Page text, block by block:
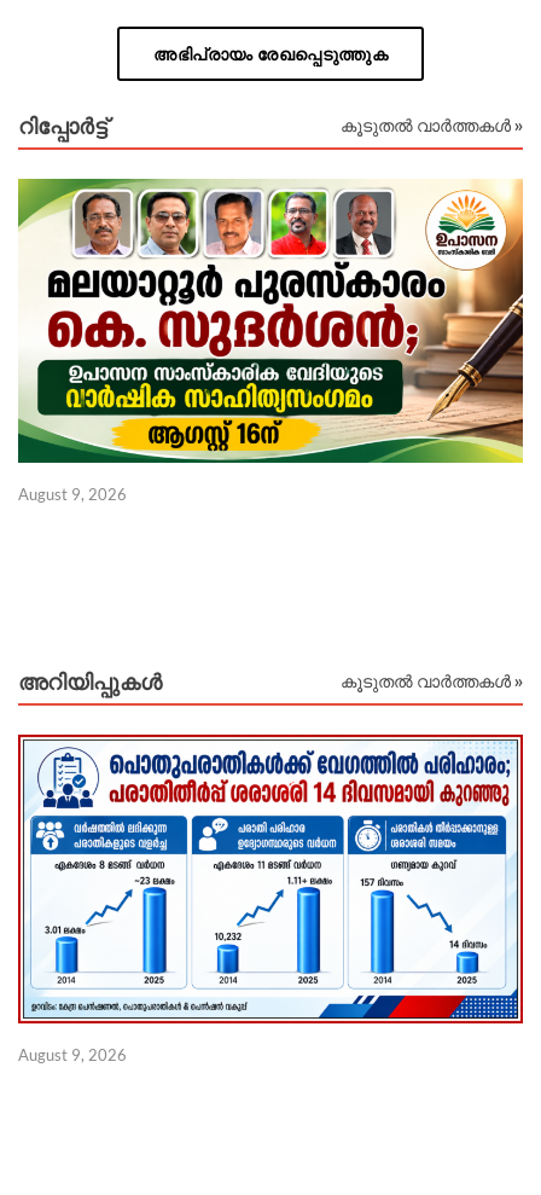
അഭിപ്രായം രേഖപ്പെടുത്തുക
റിപ്പോര്‍ട്ട് കൂടുതൽ വാർത്തകൾ »
August 9, 2026
അറിയിപ്പുകള്‍ കൂടുതൽ വാർത്തകൾ »
August 9, 2026